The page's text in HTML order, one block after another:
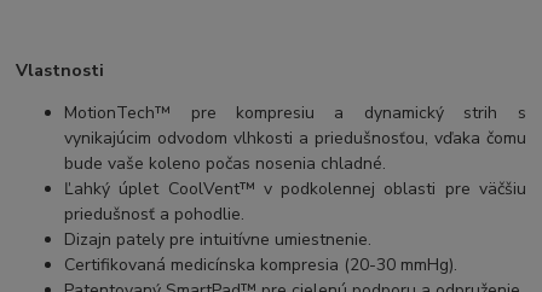
Vlastnosti
MotionTech™ pre kompresiu a dynamický strih s
vynikajúcim odvodom vlhkosti a priedušnosťou, vďaka čomu
bude vaše koleno počas nosenia chladné.
Ľahký úplet CoolVent™ v podkolennej oblasti pre väčšiu
priedušnosť a pohodlie.
Dizajn pately pre intuitívne umiestnenie.
Certifikovaná medicínska kompresia (20-30 mmHg).